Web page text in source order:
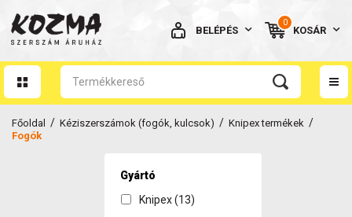
BELÉPÉS
BELÉPÉS
0
KOSÁR
Főoldal / Kéziszerszámok (fogók, kulcsok) / Knipex termékek /
Fogók
Gyártó
Knipex (13)